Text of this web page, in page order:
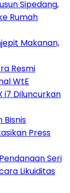
Sipedang,
Rumah
Makanan,
Resmi
WtE
i7 Diluncurkan
Bisnis
Press
Seri
Likuiditas